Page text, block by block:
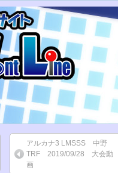
アルカナ3 LMSSS 中野
TRF 2019/09/28 大会動
画